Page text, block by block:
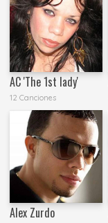
AC 'The 1st lady'
12 Canciones
Alex Zurdo